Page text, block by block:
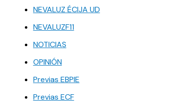
NEVALUZ ÉCIJA UD
NEVALUZF11
NOTICIAS
OPINIÓN
Previas EBPIE
Previas ECF